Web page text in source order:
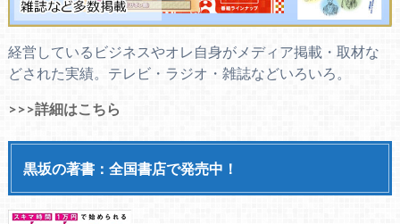
経営しているビジネスやオレ自身がメディア掲載・取材な
どされた実績。テレビ・ラジオ・雑誌などいろいろ。
>>>詳細はこちら
黒坂の著書：全国書店で発売中！